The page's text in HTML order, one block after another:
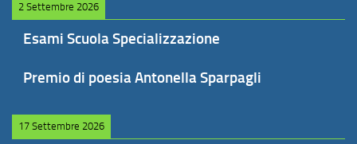
2 Settembre 2026
Esami Scuola Specializzazione
Premio di poesia Antonella Sparpagli
17 Settembre 2026